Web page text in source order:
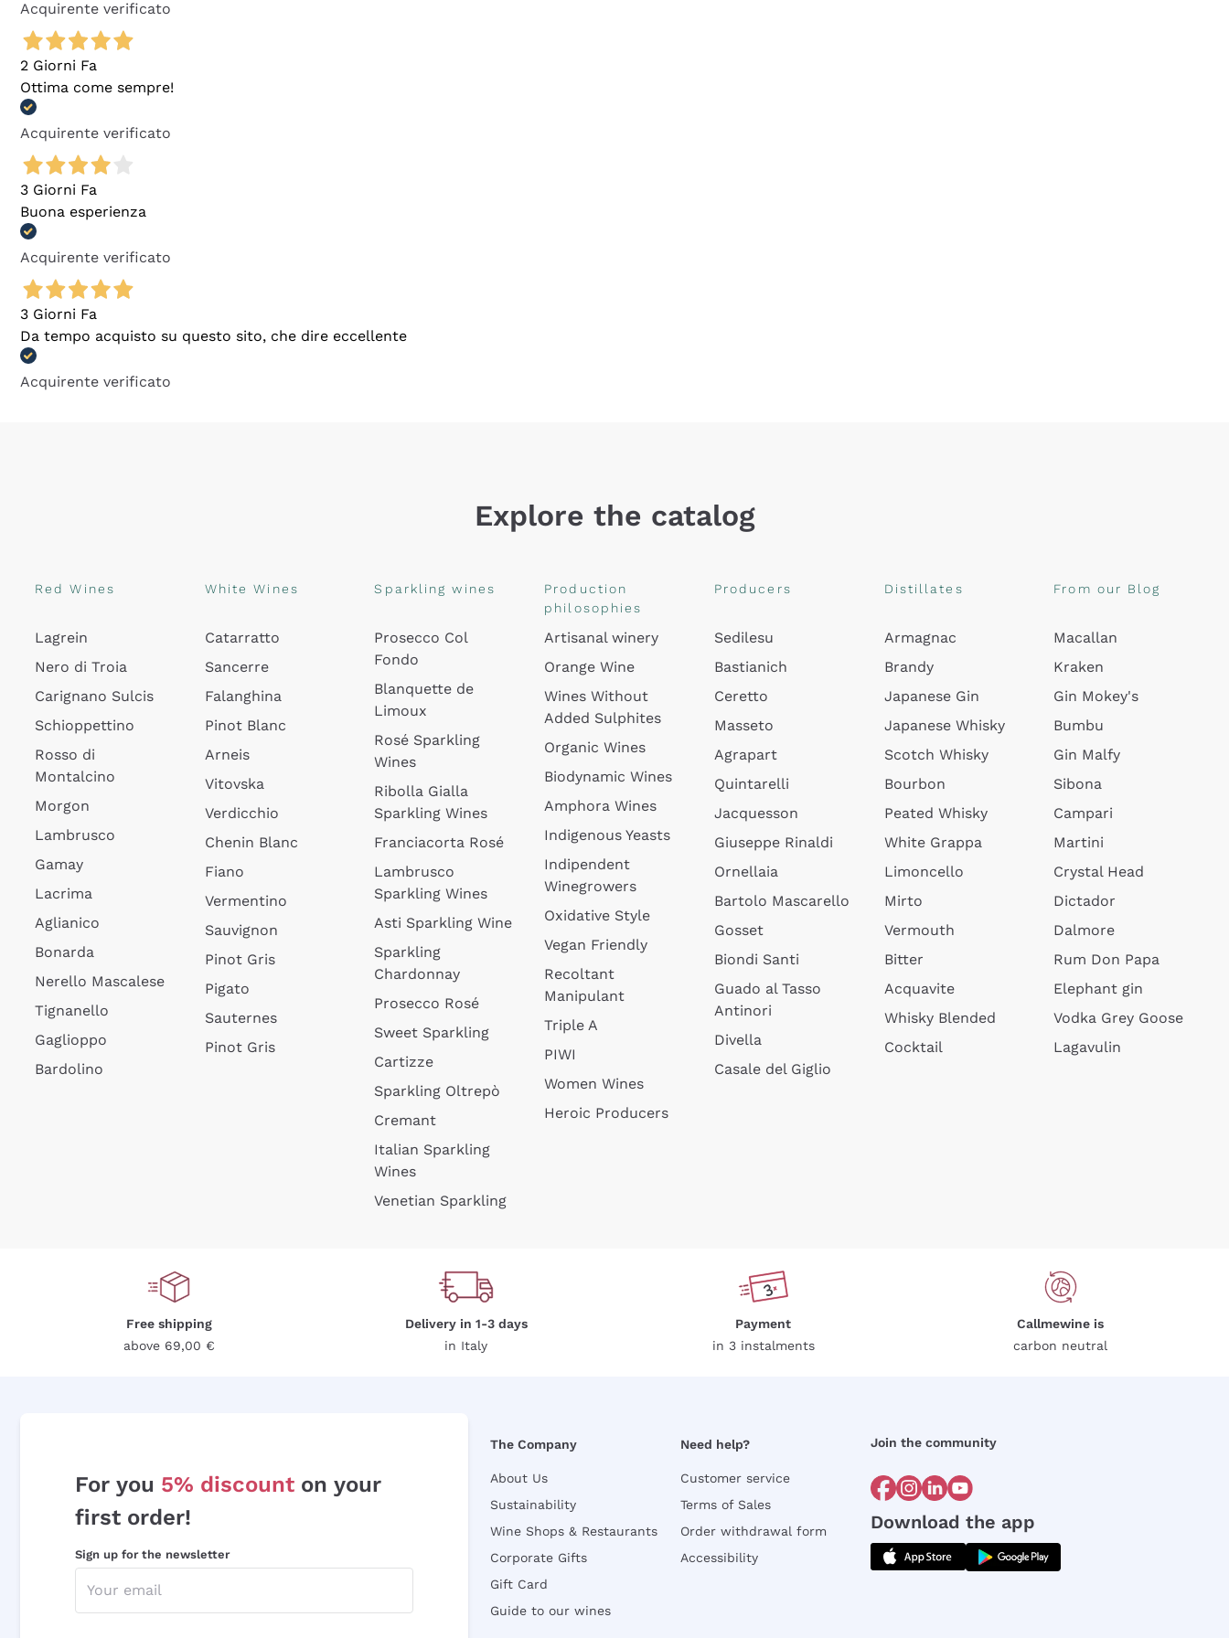
Acquirente verificato
2 Giorni Fa
Ottima come sempre!
Acquirente verificato
3 Giorni Fa
Buona esperienza
Acquirente verificato
3 Giorni Fa
Da tempo acquisto su questo sito, che dire eccellente
Acquirente verificato
Explore the catalog
Red Wines
Lagrein
Nero di Troia
Carignano Sulcis
Schioppettino
Rosso di
Montalcino
Morgon
Lambrusco
Gamay
Lacrima
Aglianico
Bonarda
Nerello Mascalese
Tignanello
Gaglioppo
Bardolino
White Wines
Catarratto
Sancerre
Falanghina
Pinot Blanc
Arneis
Vitovska
Verdicchio
Chenin Blanc
Fiano
Vermentino
Sauvignon
Pinot Gris
Pigato
Sauternes
Pinot Gris
Sparkling wines
Prosecco Col
Fondo
Blanquette de
Limoux
Rosé Sparkling
Wines
Ribolla Gialla
Sparkling Wines
Franciacorta Rosé
Lambrusco
Sparkling Wines
Asti Sparkling Wine
Sparkling
Chardonnay
Prosecco Rosé
Sweet Sparkling
Cartizze
Sparkling Oltrepò
Cremant
Italian Sparkling
Wines
Venetian Sparkling
Production
philosophies
Artisanal winery
Orange Wine
Wines Without
Added Sulphites
Organic Wines
Biodynamic Wines
Amphora Wines
Indigenous Yeasts
Indipendent
Winegrowers
Oxidative Style
Vegan Friendly
Recoltant
Manipulant
Triple A
PIWI
Women Wines
Heroic Producers
Producers
Sedilesu
Bastianich
Ceretto
Masseto
Agrapart
Quintarelli
Jacquesson
Giuseppe Rinaldi
Ornellaia
Bartolo Mascarello
Gosset
Biondi Santi
Guado al Tasso
Antinori
Divella
Casale del Giglio
Distillates
Armagnac
Brandy
Japanese Gin
Japanese Whisky
Scotch Whisky
Bourbon
Peated Whisky
White Grappa
Limoncello
Mirto
Vermouth
Bitter
Acquavite
Whisky Blended
Cocktail
From our Blog
Macallan
Kraken
Gin Mokey's
Bumbu
Gin Malfy
Sibona
Campari
Martini
Crystal Head
Dictador
Dalmore
Rum Don Papa
Elephant gin
Vodka Grey Goose
Lagavulin
Free shipping
above 69,00 €
Delivery in 1-3 days
in Italy
Payment
in 3 instalments
Callmewine is
carbon neutral
For you 5% discount on your
first order!
Sign up for the newsletter
The Company
About Us
Sustainability
Wine Shops & Restaurants
Corporate Gifts
Gift Card
Guide to our wines
Need help?
Customer service
Terms of Sales
Order withdrawal form
Accessibility
Join the community
Download the app